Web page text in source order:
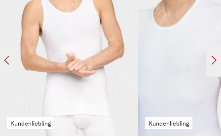
Kundenliebling Kundenliebling